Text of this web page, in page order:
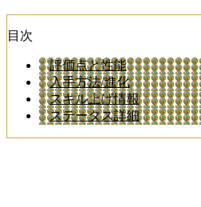
目次
評価点と性能
入手方法/進化
スキル上げ情報
ステータス詳細